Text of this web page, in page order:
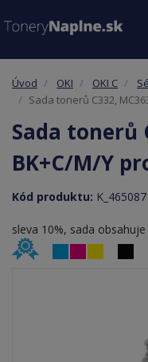
Úvod OKI OKI C
Sada tonerů C332,
Sada tonerů
BK+C/M/Y
Kód produktu:
sleva 10%, sada